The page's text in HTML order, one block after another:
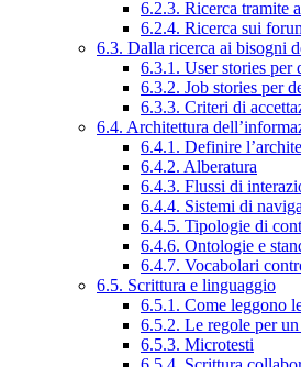
6.2.3. Ricerca tramite
6.2.4. Ricerca sui
6.3. Dalla ricerca ai bisogni
6.3.1. User stories per
6.3.2. Job stories per
6.3.3. Criteri di
6.4. Architettura
6.4.1. Definire
6.4.2. Alberatura
6.4.3. Flussi di
6.4.4. Sistemi di
6.4.5. Tipologie di
6.4.6. Ontologie e
6.4.7. Vocabolari
6.5. Scrittura e linguaggio
6.5.1. Come leggono
6.5.2. Le regole per
6.5.3. Microtesti